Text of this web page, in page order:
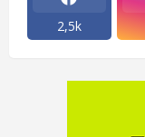
2,5k